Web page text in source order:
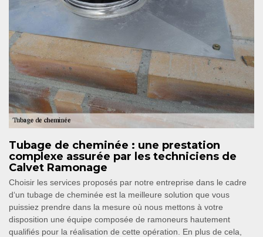
Tubage de cheminée : une prestation
complexe assurée par les techniciens de
Calvet Ramonage
Choisir les services proposés par notre entreprise dans le cadre
d‘un tubage de cheminée est la meilleure solution que vous
puissiez prendre dans la mesure où nous mettons à votre
disposition une équipe composée de ramoneurs hautement
qualifiés pour la réalisation de cette opération. En plus de cela,